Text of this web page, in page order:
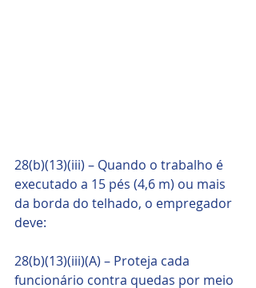
28(b)(13)(iii) – Quando o trabalho é
executado a 15 pés (4,6 m) ou mais
da borda do telhado, o empregador
deve:
28(b)(13)(iii)(A) ​​– Proteja cada
funcionário contra quedas por meio